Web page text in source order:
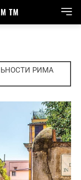
ТМ
РИМА